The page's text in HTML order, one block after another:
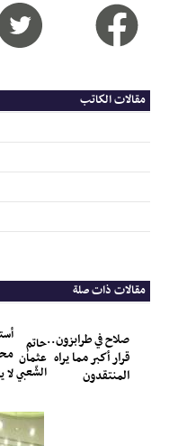
مقالات الكاتب
مقالات ذات صلة
صلاح في طرابزون..
قرار أكبر مما يراه
المنتقدون
حاتم
عثمان
الشّعبيلا